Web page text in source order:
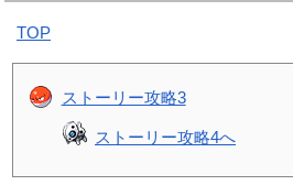
TOP
ストーリー攻略3
ストーリー攻略4へ